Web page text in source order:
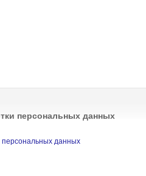
персональных данных
персональных данных